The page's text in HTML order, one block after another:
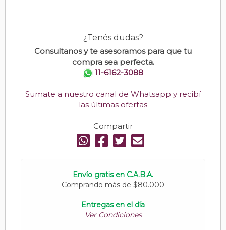
¿Tenés dudas?
Consultanos y te asesoramos para que tu
compra sea perfecta.
11-6162-3088
Sumate a nuestro canal de Whatsapp y recibí
las últimas ofertas
Compartir
Envío gratis en C.A.B.A.
Comprando más de $80.000
Entregas en el día
Ver Condiciones